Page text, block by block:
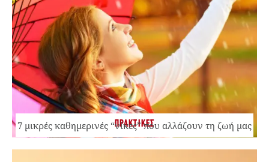
ΠΡΑΚΤΙΚΕΣ
7 μικρές καθημερινές “νίκες” που αλλάζουν τη ζωή μας